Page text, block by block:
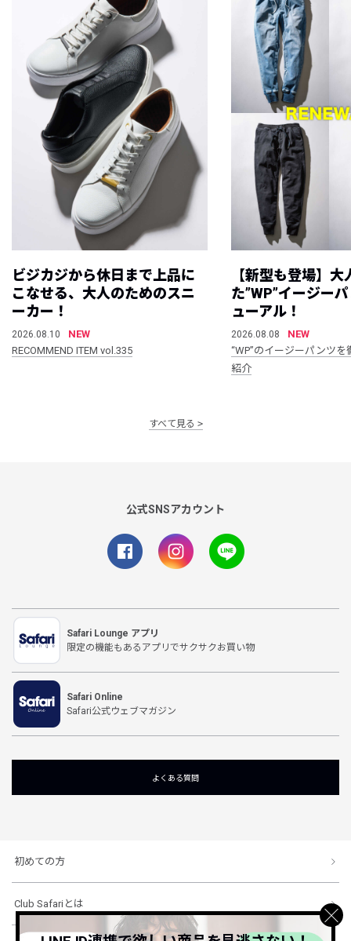
ビジカジから休日まで上品に
こなせる、大人のためのスニ
ーカー！
2026.08.10
NEW
RECOMMEND ITEM vol.335
【新型も登場】大
た”WP”イージー
ューアル！
2026.08.08
NEW
“WP”のイージーパンツ
紹介
すべて見る
公式SNSアカウント
Safari Lounge アプリ
限定の機能もあるアプリでサクサクお買い物
Safari Online
Safari公式ウェブマガジン
よくある質問
初めての方
Club Safariとは